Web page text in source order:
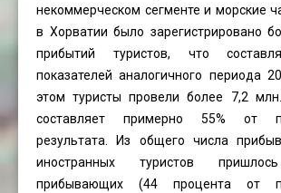
некоммерческом сегменте и морские
в Хорватии было зарегистрировано
прибытий туристов, что
показателей аналогичного периода
этом туристы провели более 7,2
составляет примерно 55% от
результата. Из общего числа
иностранных туристов
прибывающих (44 процента от